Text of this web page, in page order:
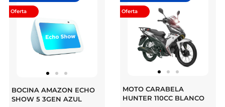
Oferta
BOCINA AMAZON ECHO
SHOW 5 3GEN AZUL
Oferta
MOTO CARABELA
HUNTER 110CC BLANCO